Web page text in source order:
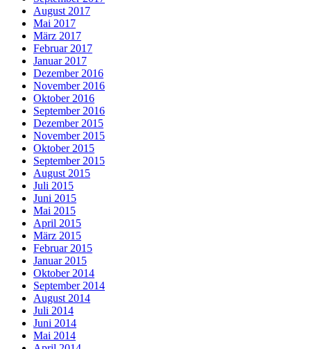
August 2017
Mai 2017
März 2017
Februar 2017
Januar 2017
Dezember 2016
November 2016
Oktober 2016
September 2016
Dezember 2015
November 2015
Oktober 2015
September 2015
August 2015
Juli 2015
Juni 2015
Mai 2015
April 2015
März 2015
Februar 2015
Januar 2015
Oktober 2014
September 2014
August 2014
Juli 2014
Juni 2014
Mai 2014